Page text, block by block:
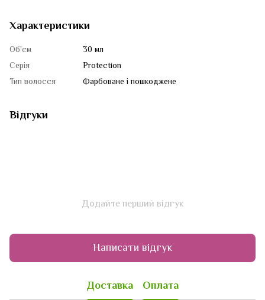
Характеристики
Об'єм
30 мл
Серія
Protection
Тип волосся
Фарбоване і пошкоджене
Відгуки
Додайте перший відгук
Написати відгук
Доставка Оплата